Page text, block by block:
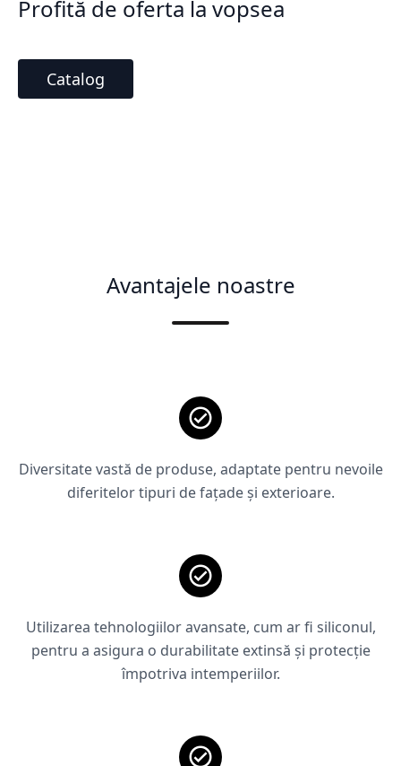
Profită de oferta la vopsea
Catalog
Avantajele noastre
Diversitate vastă de produse, adaptate pentru nevoile
diferitelor tipuri de fațade și exterioare.
Utilizarea tehnologiilor avansate, cum ar fi siliconul,
pentru a asigura o durabilitate extinsă și protecție
împotriva intemperiilor.